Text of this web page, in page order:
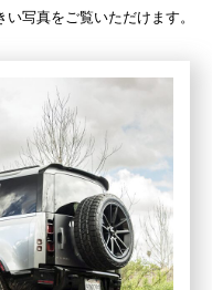
写真をご覧いただけます。